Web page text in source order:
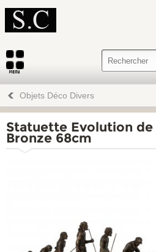
Objets Déco Divers
Statuette Evolution
Bronze 68cm